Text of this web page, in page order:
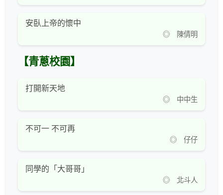
安臥上帝的懷中
◎ 陳倩明
【青蔥校園】
打開新天地
◎ 中中生
不可一 不可再
◎ 仔仔
同學的「大哥哥」
◎ 北斗人